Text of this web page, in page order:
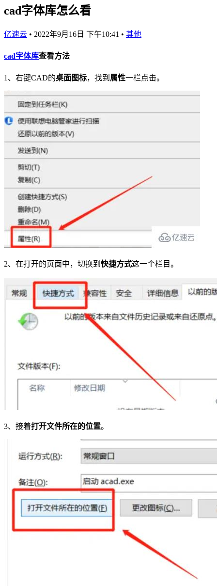
cad字体库怎么看
亿速云 • 2022年9月16日 下午10:41 • 其他
cad字体库查看方法
1、右键CAD的桌面图标，找到 属性一栏点击。
2、在打开的页面中，切换到 快捷方式这一个栏目。
3、接着打开文件所在的位置。